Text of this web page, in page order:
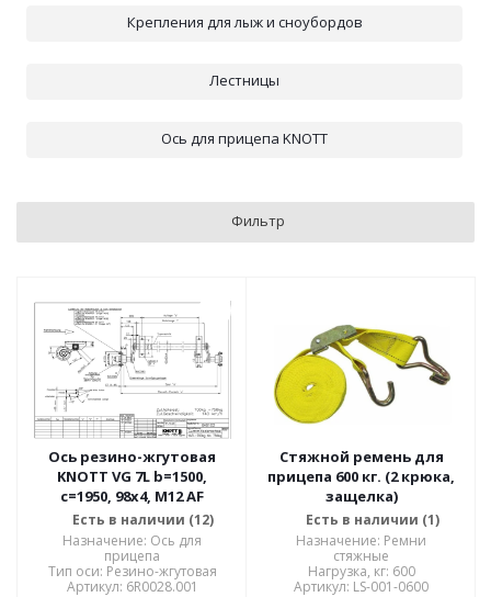
Крепления для лыж и сноубордов
Лестницы
Ось для прицепа KNOTT
Фильтр
Ось резино-жгутовая
KNOTT VG 7L b=1500,
c=1950, 98x4, M12 AF
Есть в наличии (12)
Назначение: Ось для
прицепа
Тип оси: Резино-жгутовая
Артикул: 6R0028.001
Стяжной ремень для
прицепа 600 кг. (2 крюка,
защелка)
Есть в наличии (1)
Назначение: Ремни
стяжные
Нагрузка, кг: 600
Артикул: LS-001-0600